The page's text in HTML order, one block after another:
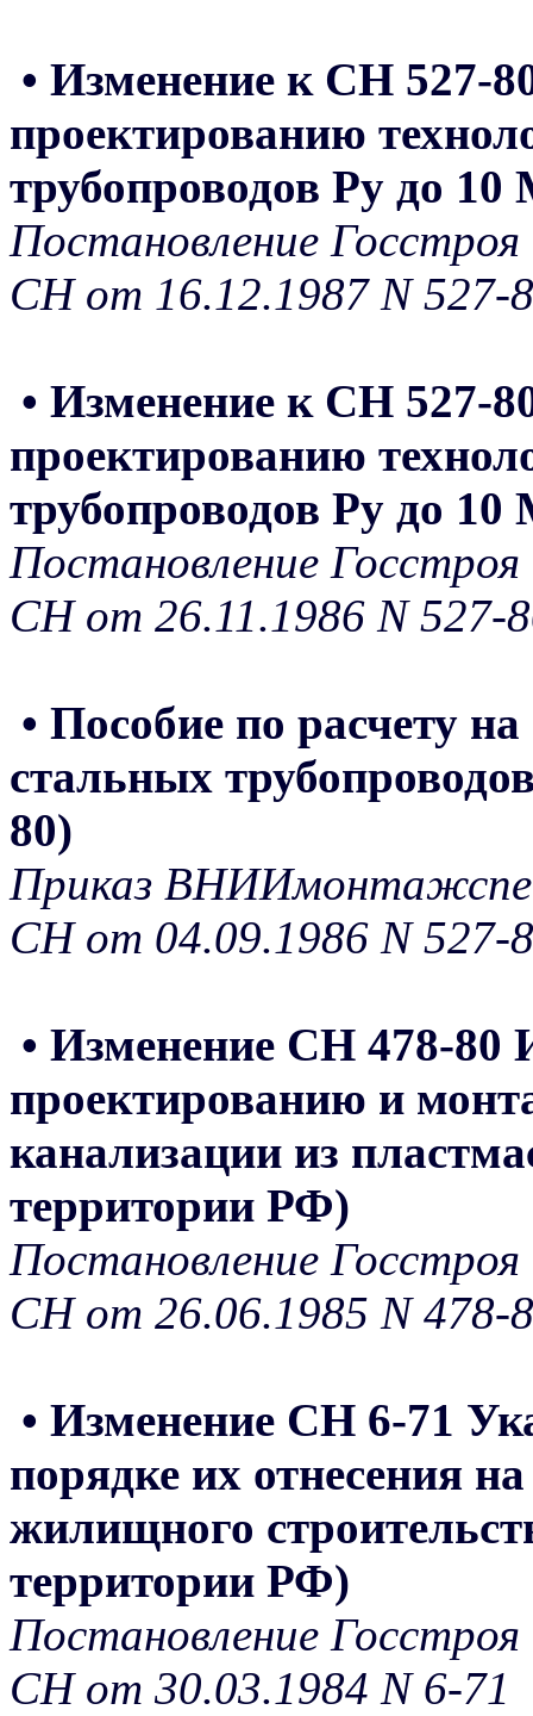
• Изменение к СН 527-
проектированию
трубопроводов Ру до
Постановление
СН от 16.12.1987 N 527-
• Изменение к СН 527-
проектированию
трубопроводов Ру до
Постановление
СН от 26.11.1986 N 527-
• Пособие по расчету
стальных
80)
Приказ
СН от 04.09.1986 N 527-
• Изменение СН 478-80
проектированию и
канализации из
территории РФ)
Постановление
СН от 26.06.1985 N 478-
• Изменение СН 6-71
порядке их отнесения
жилищного
территории РФ)
Постановление
СН от 30.03.1984 N 6-71